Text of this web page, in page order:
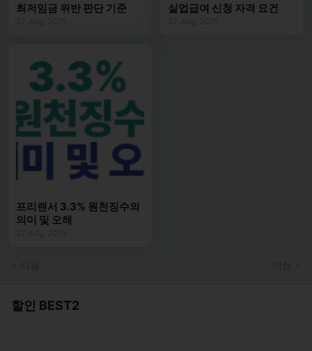
최저임금 위반 판단 기준 실업급여 신청 자격 요건
프리랜서 3.3% 원천징수의
의미 및 오해
할인 BEST2